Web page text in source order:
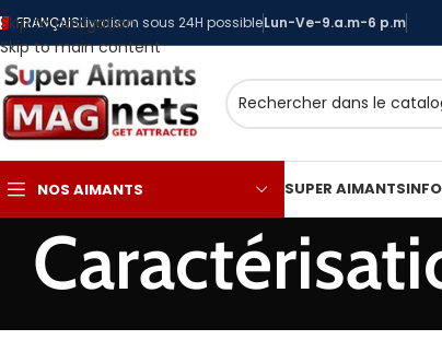
Skip to navigation
Skip to main content
FRANÇAISLivraison sous 24H possibleLun-Ve-9.a.m-6 p.m
NOS AIMANTS SUPER AIMANTS